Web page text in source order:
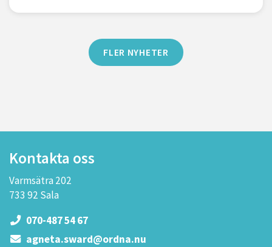
FLER NYHETER
Kontakta oss
Varmsätra 202
733 92 Sala
070-487 54 67
agneta.sward@ordna.nu